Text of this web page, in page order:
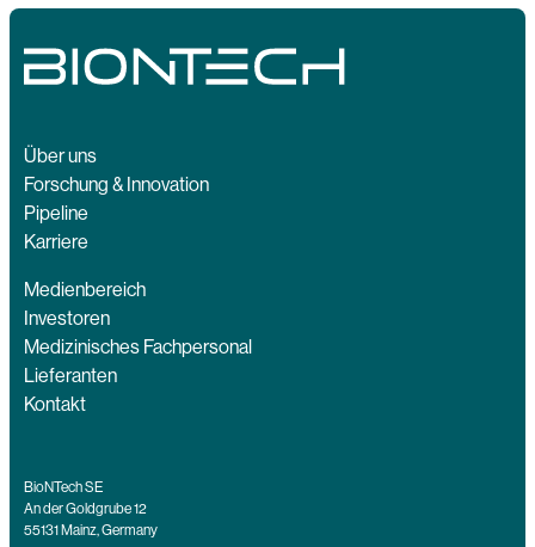
Über uns
Forschung & Innovation
Pipeline
Karriere
Medienbereich
Investoren
Medizinisches Fachpersonal
Lieferanten
Kontakt
BioNTech SE
An der Goldgrube 12
55131 Mainz, Germany